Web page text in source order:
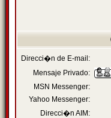
Direcci�n de E-mail:
Mensaje Privado:
MSN Messenger:
Yahoo Messenger:
Direcci�n AIM: